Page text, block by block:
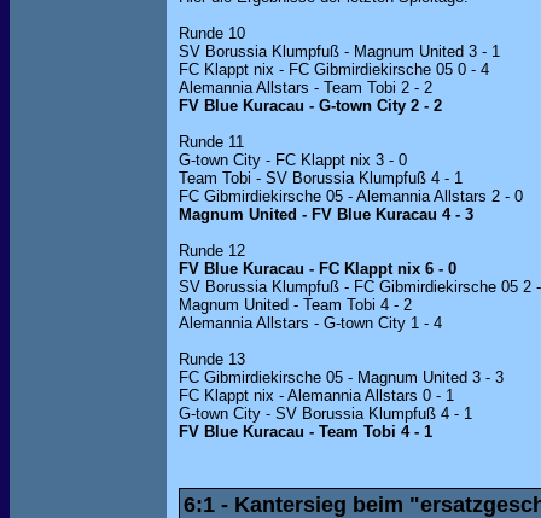
Runde 10
SV Borussia Klumpfuß - Magnum United 3 - 1
FC Klappt nix - FC Gibmirdiekirsche 05 0 - 4
Alemannia Allstars - Team Tobi 2 - 2
FV Blue Kuracau - G-town City 2 - 2
Runde 11
G-town City - FC Klappt nix 3 - 0
Team Tobi - SV Borussia Klumpfuß 4 - 1
FC Gibmirdiekirsche 05 - Alemannia Allstars 2 - 0
Magnum United - FV Blue Kuracau 4 - 3
Runde 12
FV Blue Kuracau - FC Klappt nix 6 - 0
SV Borussia Klumpfuß - FC Gibmirdiekirsche 05 2
Magnum United - Team Tobi 4 - 2
Alemannia Allstars - G-town City 1 - 4
Runde 13
FC Gibmirdiekirsche 05 - Magnum United 3 - 3
FC Klappt nix - Alemannia Allstars 0 - 1
G-town City - SV Borussia Klumpfuß 4 - 1
FV Blue Kuracau - Team Tobi 4 - 1
6:1 - Kantersieg beim